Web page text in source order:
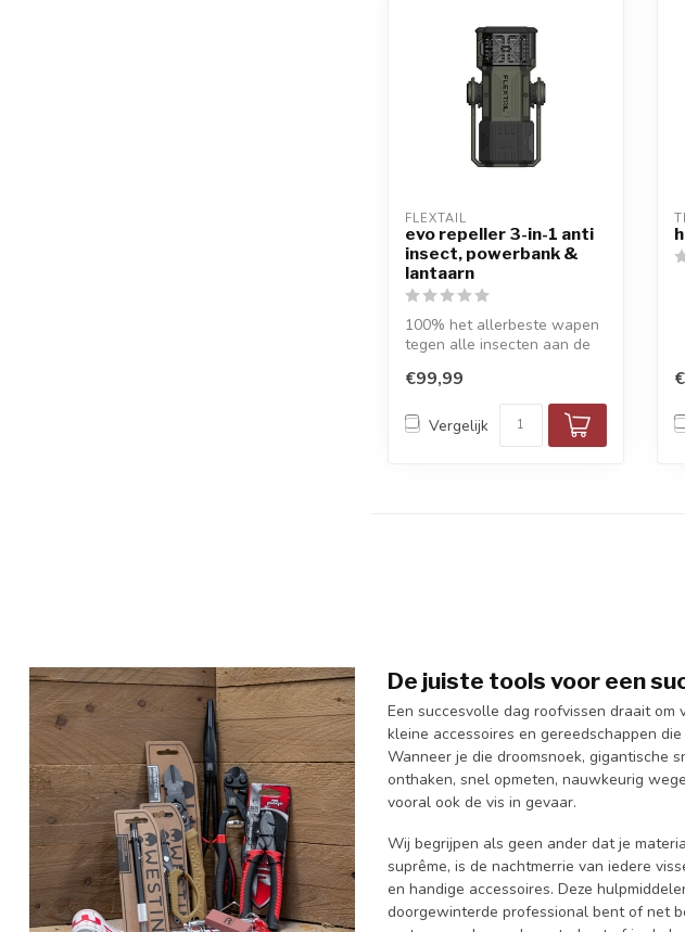
FLEXTAIL
evo repeller 3-in-1 anti
insect, powerbank &
lantaarn
100% het allerbeste wapen
tegen alle insecten aan de
€99,99
Vergelijk
De juiste tools voor een
Een succesvolle dag roofvissen draait
kleine accessoires en gereedschappen
Wanneer je die droomsnoek, gigantische
onthaken, snel opmeten, nauwkeurig
vooral ook de vis in gevaar.
Wij begrijpen als geen ander dat je
suprême, is de nachtmerrie van iedere
en handige accessoires. Deze
doorgewinterde professional bent of net